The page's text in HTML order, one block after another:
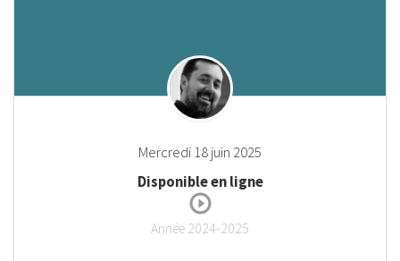
Mercredi 18 juin 2025
Disponible en ligne
Année 2024-2025